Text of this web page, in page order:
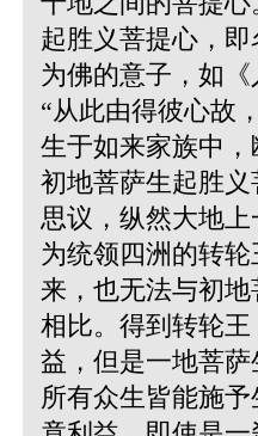
起胜义菩提心，
为佛的意子，如《
“从此由得彼心故
生于如来家族中
初地菩萨生起胜
思议，纵然大地
为统领四洲的转
来，也无法与初
相比。得到转轮王
益，但是一地菩
所有众生皆能施